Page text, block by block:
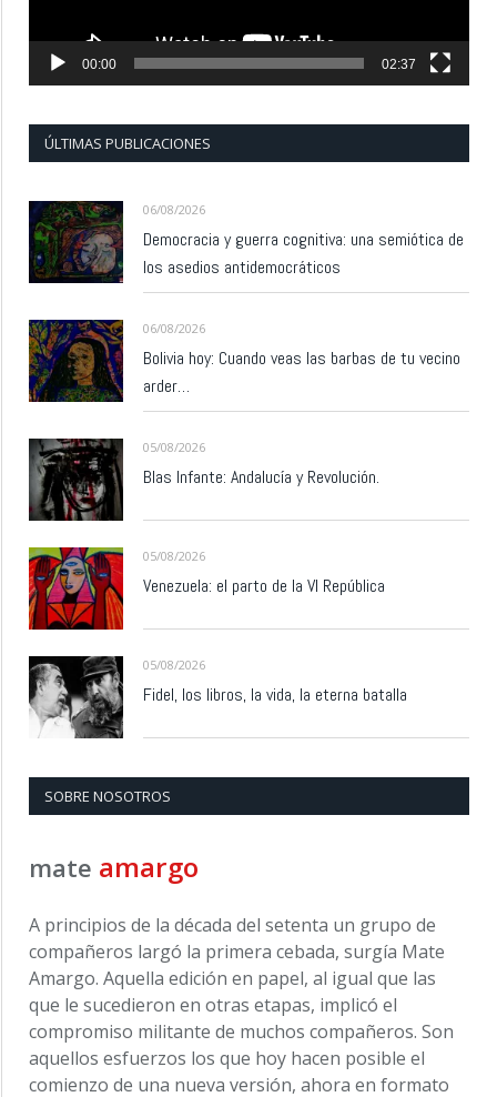
00:00 02:37
ÚLTIMAS PUBLICACIONES
06/08/2026
Democracia y guerra cognitiva: una semiótica de
los asedios antidemocráticos
06/08/2026
Bolivia hoy: Cuando veas las barbas de tu vecino
arder…
05/08/2026
Blas Infante: Andalucía y Revolución.
05/08/2026
Venezuela: el parto de la VI República
05/08/2026
Fidel, los libros, la vida, la eterna batalla
SOBRE NOSOTROS
mate amargo
A principios de la década del setenta un grupo de
compañeros largó la primera cebada, surgía Mate
Amargo. Aquella edición en papel, al igual que las
que le sucedieron en otras etapas, implicó el
compromiso militante de muchos compañeros. Son
aquellos esfuerzos los que hoy hacen posible el
comienzo de una nueva versión, ahora en formato